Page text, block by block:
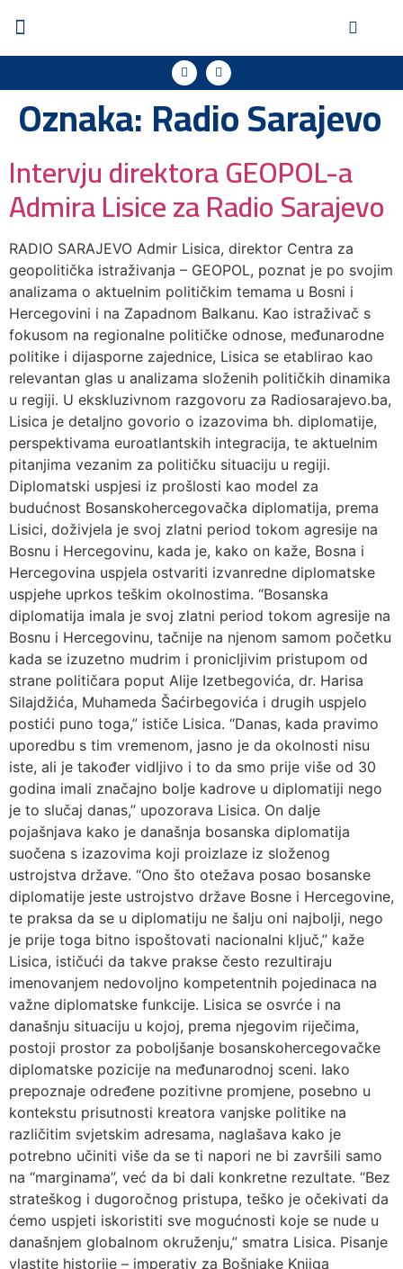
Oznaka:Radio Sarajevo
Intervju direktora GEOPOL-a
Admira Lisice za Radio Sarajevo
RADIO SARAJEVO Admir Lisica, direktor Centra za
geopolitička istraživanja – GEOPOL, poznat je po svojim
analizama o aktuelnim političkim temama u Bosni i
Hercegovini i na Zapadnom Balkanu. Kao istraživač s
fokusom na regionalne političke odnose, međunarodne
politike i dijasporne zajednice, Lisica se etablirao kao
relevantan glas u analizama složenih političkih dinamika
u regiji. U ekskluzivnom razgovoru za Radiosarajevo.ba,
Lisica je detaljno govorio o izazovima bh. diplomatije,
perspektivama euroatlantskih integracija, te aktuelnim
pitanjima vezanim za političku situaciju u regiji.
Diplomatski uspjesi iz prošlosti kao model za
budućnost Bosanskohercegovačka diplomatija, prema
Lisici, doživjela je svoj zlatni period tokom agresije na
Bosnu i Hercegovinu, kada je, kako on kaže, Bosna i
Hercegovina uspjela ostvariti izvanredne diplomatske
uspjehe uprkos teškim okolnostima. “Bosanska
diplomatija imala je svoj zlatni period tokom agresije na
Bosnu i Hercegovinu, tačnije na njenom samom početku
kada se izuzetno mudrim i pronicljivim pristupom od
strane političara poput Alije Izetbegovića, dr. Harisa
Silajdžića, Muhameda Šaćirbegovića i drugih uspjelo
postići puno toga,” ističe Lisica. “Danas, kada pravimo
uporedbu s tim vremenom, jasno je da okolnosti nisu
iste, ali je također vidljivo i to da smo prije više od 30
godina imali značajno bolje kadrove u diplomatiji nego
je to slučaj danas,” upozorava Lisica. On dalje
pojašnjava kako je današnja bosanska diplomatija
suočena s izazovima koji proizlaze iz složenog
ustrojstva države. “Ono što otežava posao bosanske
diplomatije jeste ustrojstvo države Bosne i Hercegovine,
te praksa da se u diplomatiju ne šalju oni najbolji, nego
je prije toga bitno ispoštovati nacionalni ključ,” kaže
Lisica, ističući da takve prakse često rezultiraju
imenovanjem nedovoljno kompetentnih pojedinaca na
važne diplomatske funkcije. Lisica se osvrće i na
današnju situaciju u kojoj, prema njegovim riječima,
postoji prostor za poboljšanje bosanskohercegovačke
diplomatske pozicije na međunarodnoj sceni. Iako
prepoznaje određene pozitivne promjene, posebno u
kontekstu prisutnosti kreatora vanjske politike na
različitim svjetskim adresama, naglašava kako je
potrebno učiniti više da se ti napori ne bi završili samo
na “marginama”, već da bi dali konkretne rezultate. “Bez
strateškog i dugoročnog pristupa, teško je očekivati da
ćemo uspjeti iskoristiti sve mogućnosti koje se nude u
današnjem globalnom okruženju,” smatra Lisica. Pisanje
vlastite historije – imperativ za Bošnjake Knjiga